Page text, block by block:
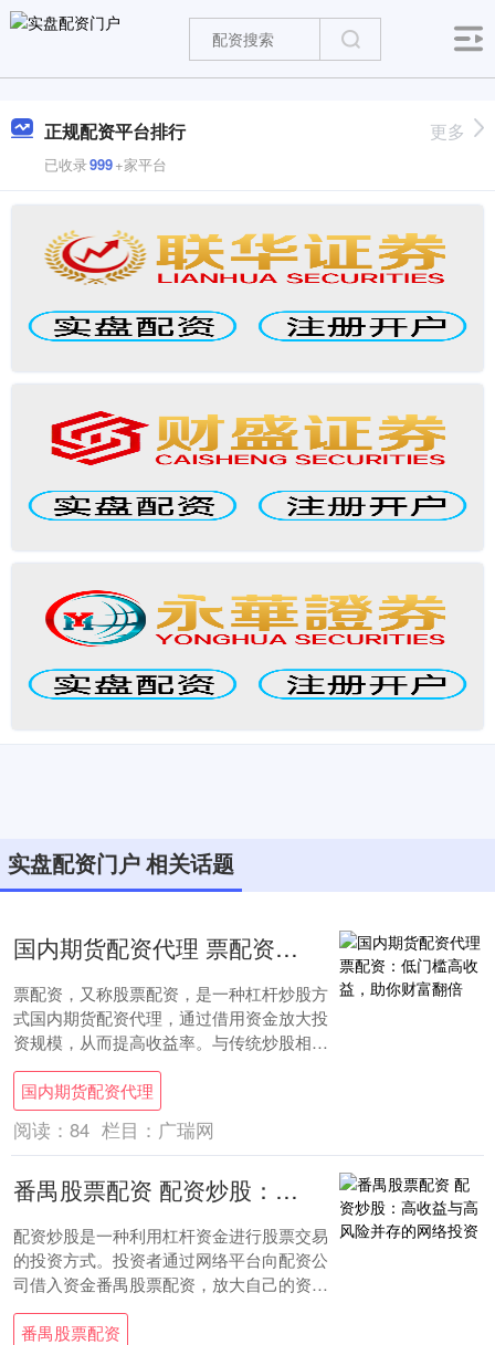
正规配资平台排行
已收录999+家平台
更多
实盘配资门户 相关话题
国内期货配资代理 票配资：低门槛高收益，助你财富翻倍
票配资，又称股票配资，是一种杠杆炒股方
式国内期货配资代理，通过借用资金放大投
资规模，从而提高收益率。与传统炒股相
比，票配资具有以下优势： 首先，了解风险
管理是非....
国内期货配资代理
阅读： 84 栏目： 广瑞网
番禺股票配资 配资炒股：高收益与高风险并存的网络投资
配资炒股是一种利用杠杆资金进行股票交易
的投资方式。投资者通过网络平台向配资公
司借入资金番禺股票配资，放大自己的资金
规模，从而提高收益率。 这些头部玩家凭借
雄厚的....
番禺股票配资